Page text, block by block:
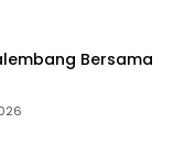
Bersama